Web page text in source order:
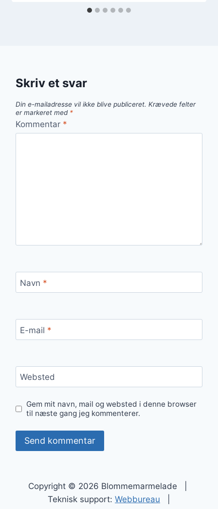
Skriv et svar
Din e-mailadresse vil ikke blive publiceret. Krævede felter
er markeret med *
Kommentar *
Navn *
E-mail *
Websted
Gem mit navn, mail og websted i denne browser
til næste gang jeg kommenterer.
Copyright © 2026 Blommemarmelade |
Teknisk support: Webbureau